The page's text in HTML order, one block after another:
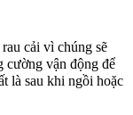
cải vì chúng sẽ
cường vận động để
là sau khi ngồi hoặc